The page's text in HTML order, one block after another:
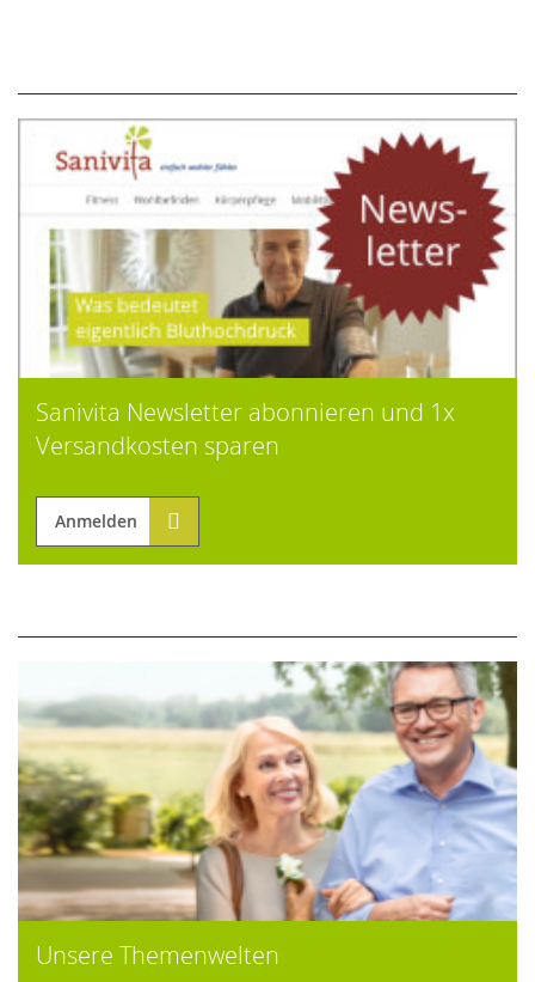
Sanivita Newsletter abonnieren und 1x
Versandkosten sparen
Anmelden
Unsere Themenwelten